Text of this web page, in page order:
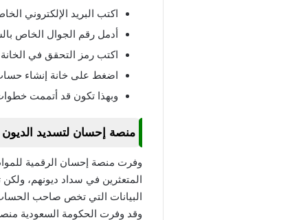
اكتب البريد الإلكتروني
أدمل رقم الجوال الخاص
اكتب رمز التحقق في
اضغط على خانة إنشاء
وبهذا تكون قد أتممت
منصة إحسان لتسديد الديون 1447
وفرت منصة إحسان الرقمية
المتعثرين في سداد ديونهم،
البيانات التي تخص صاحب
وقد وفرت الحكومة السعودية